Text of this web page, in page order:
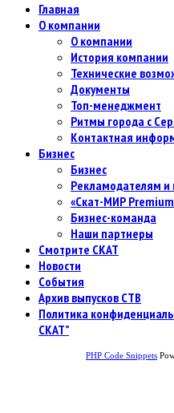
Главная
О компании
О компании
История компании
Технические
Документы
Топ-менеджмент
Ритмы города с
Контактная
Бизнес
Бизнес
Рекламодателям и
«Скат-МИР
Бизнес-команда
Наши партнеры
Смотрите СКАТ
Новости
События
Архив выпусков СТВ
Политика
СКАТ”
PHP Code Snippets